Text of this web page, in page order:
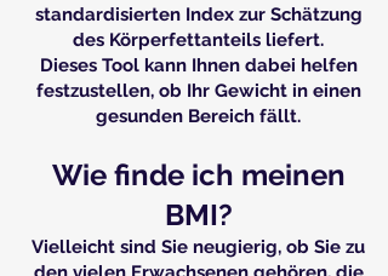
standardisierten Index zur Schätzung
des Körperfettanteils liefert.
Dieses Tool kann Ihnen dabei helfen
festzustellen, ob Ihr Gewicht in einen
gesunden Bereich fällt.
Wie finde ich meinen
BMI?
Vielleicht sind Sie neugierig, ob Sie zu